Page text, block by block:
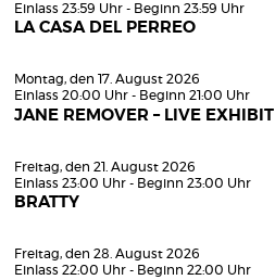
Einlass 23:59 Uhr - Beginn 23:59 Uhr
LA CASA DEL PERREO
Montag, den 17. August 2026
Einlass 20:00 Uhr - Beginn 21:00 Uhr
JANE REMOVER – LIVE EXHIBIT
Freitag, den 21. August 2026
Einlass 23:00 Uhr - Beginn 23:00 Uhr
BRATTY
Freitag, den 28. August 2026
Einlass 22:00 Uhr - Beginn 22:00 Uhr